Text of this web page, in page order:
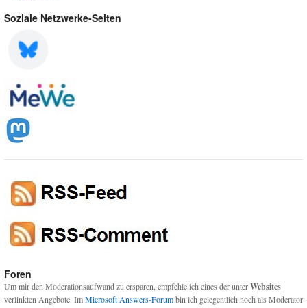
Soziale Netzwerke-Seiten
Foren
Um mir den Moderationsaufwand zu ersparen, empfehle ich eines der unterWebsites
verlinkten Angebote. ImMicrosoft Answers-Forumbin ich gelegentlich noch als Moderator